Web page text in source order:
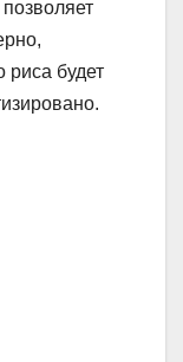
риса будет